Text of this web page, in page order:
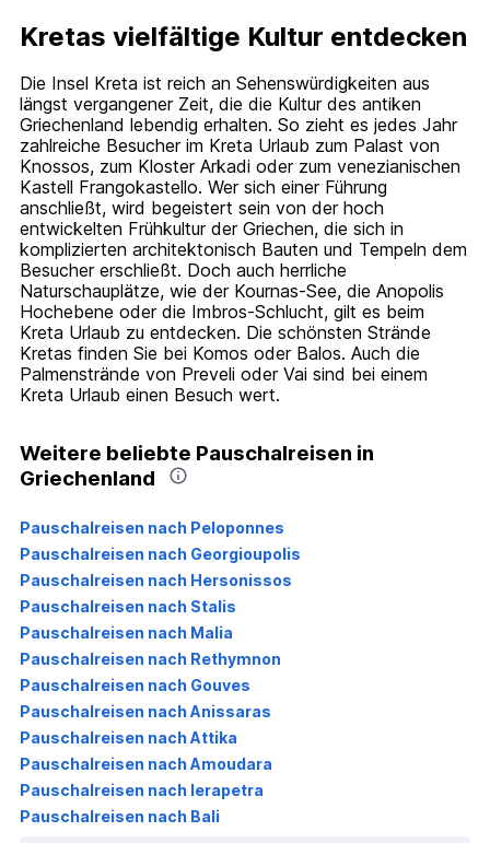
Kretas vielfältige Kultur entdecken
Die Insel Kreta ist reich an Sehenswürdigkeiten aus
längst vergangener Zeit, die die Kultur des antiken
Griechenland lebendig erhalten. So zieht es jedes Jahr
zahlreiche Besucher im Kreta Urlaub zum Palast von
Knossos, zum Kloster Arkadi oder zum venezianischen
Kastell Frangokastello. Wer sich einer Führung
anschließt, wird begeistert sein von der hoch
entwickelten Frühkultur der Griechen, die sich in
komplizierten architektonisch Bauten und Tempeln dem
Besucher erschließt. Doch auch herrliche
Naturschauplätze, wie der Kournas-See, die Anopolis
Hochebene oder die Imbros-Schlucht, gilt es beim
Kreta Urlaub zu entdecken. Die schönsten Strände
Kretas finden Sie bei Komos oder Balos. Auch die
Palmenstrände von Preveli oder Vai sind bei einem
Kreta Urlaub einen Besuch wert.
Weitere beliebte Pauschalreisen in
Griechenland
Pauschalreisen nach Peloponnes
Pauschalreisen nach Georgioupolis
Pauschalreisen nach Hersonissos
Pauschalreisen nach Stalis
Pauschalreisen nach Malia
Pauschalreisen nach Rethymnon
Pauschalreisen nach Gouves
Pauschalreisen nach Anissaras
Pauschalreisen nach Attika
Pauschalreisen nach Amoudara
Pauschalreisen nach Ierapetra
Pauschalreisen nach Bali